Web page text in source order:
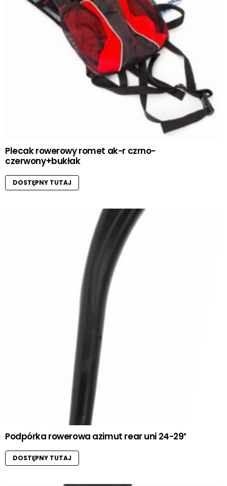
Plecak rowerowy romet ak-r czrno-
czerwony+bukłak
DOSTĘPNY TUTAJ
Podpórka rowerowa azimut rear uni 24-29″
DOSTĘPNY TUTAJ